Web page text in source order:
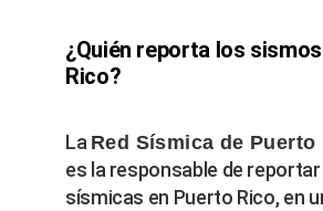
¿Quién reporta los
Rico?
La Red Sísmica de Puerto
es la responsable de
sísmicas en Puerto Rico, en